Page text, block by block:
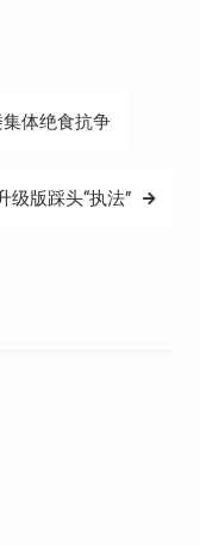
体绝食抗争
级版踩头“执法”